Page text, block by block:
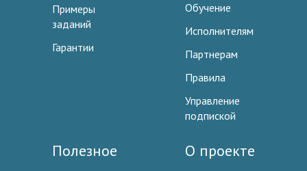
Примеры
заданий
Гарантии
Обучение
Исполнителям
Партнерам
Правила
Управление
подпиской
Полезное О проекте